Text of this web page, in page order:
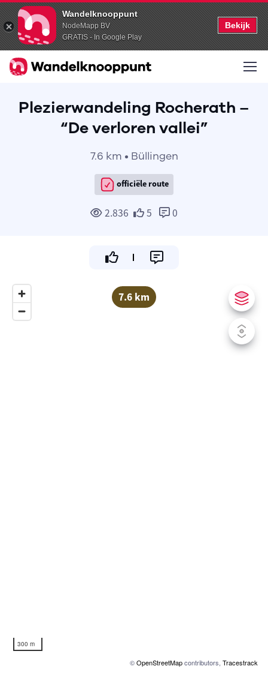
Wandelknooppunt
NodeMapp BV
GRATIS - In Google Play
Bekijk
Plezierwandeling Rocherath –
“De verloren vallei”
7.6 km • Büllingen
officiële route
2.836 5 0
7.6 km
300 m
©OpenStreetMapcontributors, Tracestrack